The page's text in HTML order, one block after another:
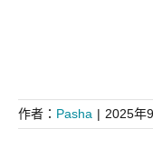
作者： Pasha | 2025年